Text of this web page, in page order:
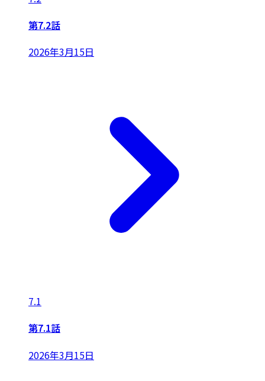
第7.2話
2026年3月15日
7.1
第7.1話
2026年3月15日